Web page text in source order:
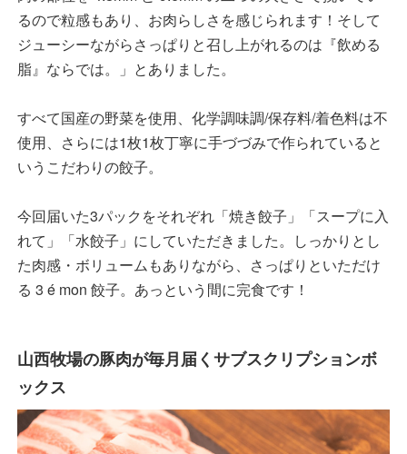
るので粒感もあり、お肉らしさを感じられます！そして
ジューシーながらさっぱりと召し上がれるのは『飲める
脂』ならでは。」とありました。
すべて国産の野菜を使用、化学調味調/保存料/着色料は不
使用、さらには1枚1枚丁寧に手づづみで作られていると
いうこだわりの餃子。
今回届いた3パックをそれぞれ「焼き餃子」「スープに入
れて」「水餃子」にしていただきました。しっかりとし
た肉感・ボリュームもありながら、さっぱりといただけ
る 3 é mon 餃子。あっという間に完食です！
山西牧場の豚肉が毎月届くサブスクリプションボ
ックス